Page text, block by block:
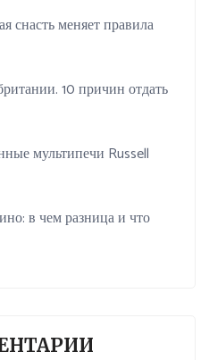
снасть меняет правила
10 причин отдать
мультипечи Russell
в чем разница и что